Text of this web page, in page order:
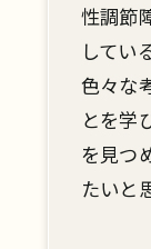
容や
きま
また
で、
ト校
日中